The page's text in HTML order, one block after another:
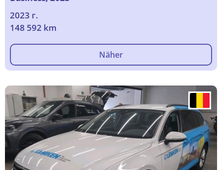
2023 г.
148 592 km
Näher